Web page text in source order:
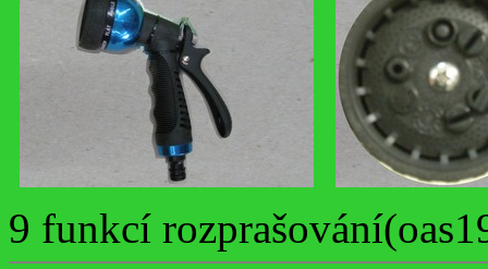
9 funkcí